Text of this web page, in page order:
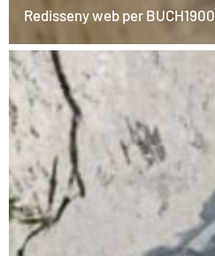
Redisseny web per BUCH1900